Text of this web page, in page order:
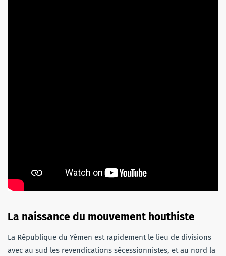
La naissance du mouvement houthiste
La République du Yémen est rapidement le lieu de divisions
avec au sud les revendications sécessionnistes, et au nord la